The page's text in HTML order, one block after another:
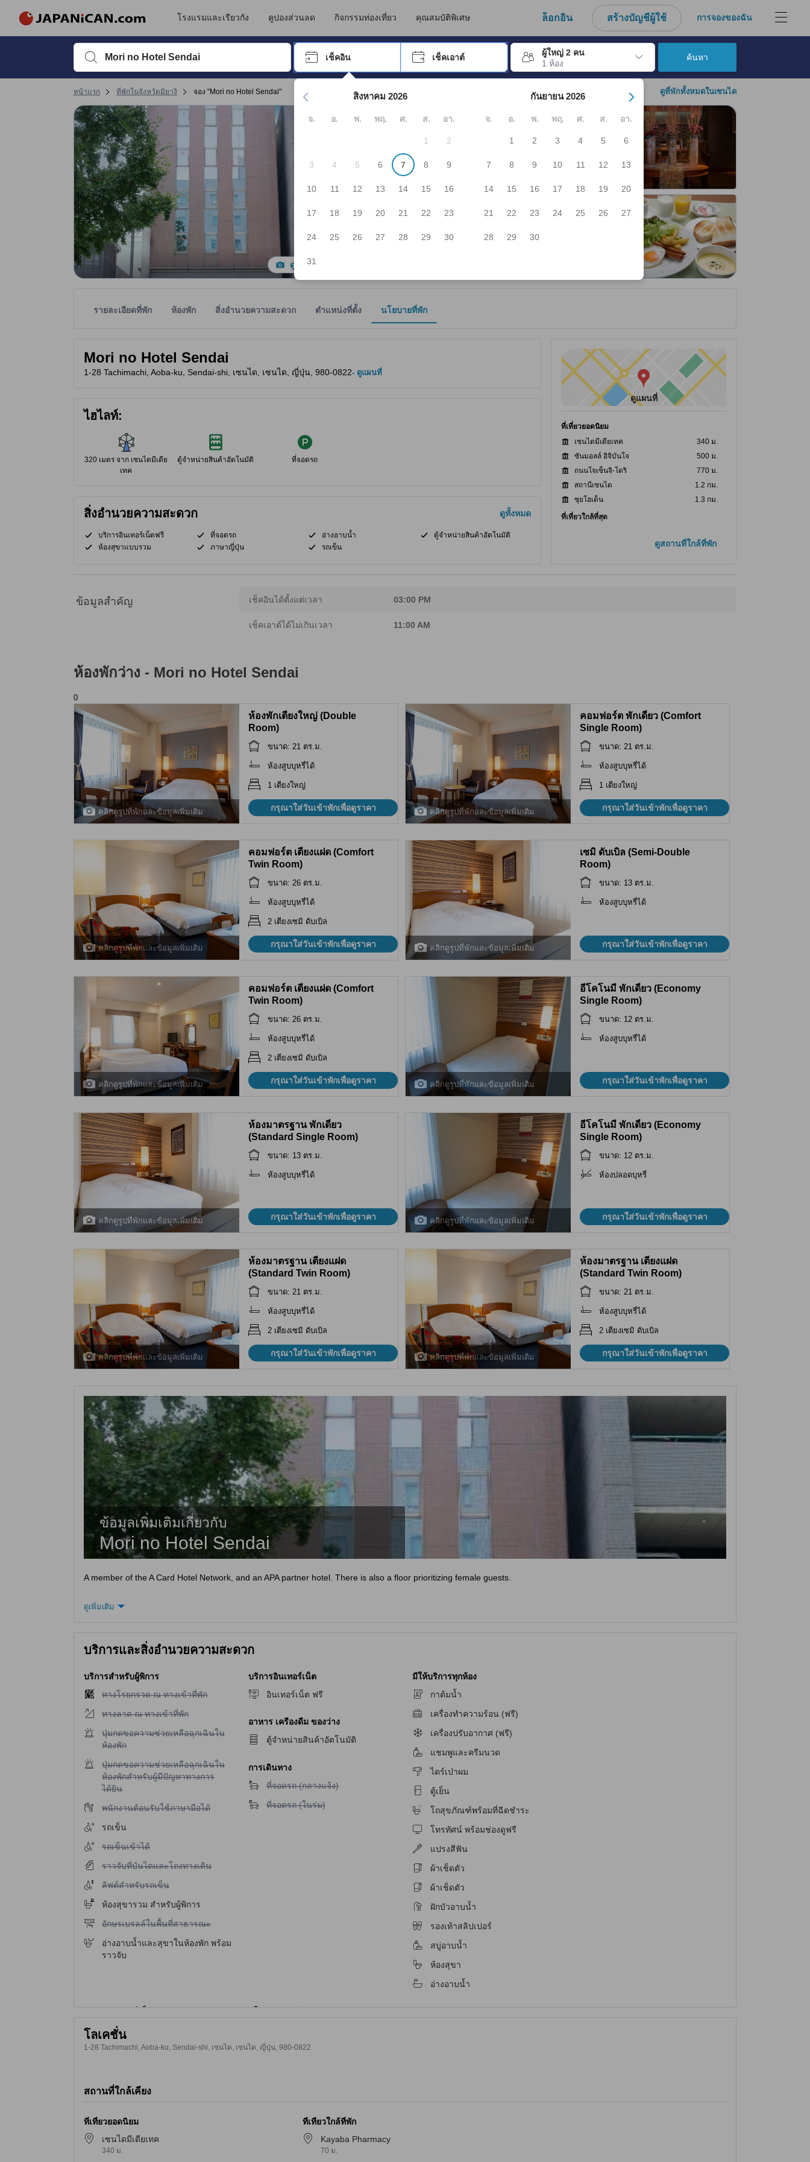
โรงแรมและเรียวกัง คูปองส่วนลด กิจกรรมท่องเที่ยว คุณสมบัติพิเศษ ล็อกอิน สร้างบัญชีผู้ใช้ การจองของฉัน
พิมพ์ชื่อที่พักหรือคำที่ต้องการค้นหา จากนั้นใช้ปุ่มลูกศรหรือปุ่ม Tab เพื่อเลื่อนหาคำที่ต้องการ แล้วกดปุ่ม Enter เพื่อเลือก
เช็คอิน เช็คเอาต์
ผู้ใหญ่ 2 คน
1 ห้อง
กด Enter เพื่อเลือกวันที่ ใช้ปุ่มลูกศรเพื่อเลือกวันเช็คอินและเช็คเอาต์ เมื่อไปถึงวันเช็คอินที่ต้องการ ให้กดปุ่ม Enter เพื่อเลือกวันเช็คอินดังกล่า
สิงหาคม 2026
จ. อ. พ. พฤ. ศ. ส. อา.
1 2
3 4 5 6 7 8 9
10 11 12 13 14 15 16
17 18 19 20 21 22 23
24 25 26 27 28 29 30
31
กันยายน 2026
จ. อ. พ. พฤ. ศ. ส. อา.
1 2 3 4 5 6
7 8 9 10 11 12 13
14 15 16 17 18 19 20
21 22 23 24 25 26 27
28 29 30
ค้นหา
หน้าแรก ที่พักในจังหวัดมิยางิ จอง "Mori no Hotel Sendai" ดูที่พักทั้งหมดในเซนได
ดูรูปทั้งหมด
รายละเอียดที่พัก ห้องพัก สิ่งอำนวยความสะดวก ตำแหน่งที่ตั้ง นโยบายที่พัก
Mori no Hotel Sendai
1-28 Tachimachi, Aoba-ku, Sendai-shi, เซนได, เซนได, ญี่ปุ่น, 980-0822- ดูแผนที่
ไฮไลท์:
320 เมตร จาก เซนไดมีเดีย
เทค
ตู้จำหน่ายสินค้าอัตโนมัติ ที่จอดรถ
สิ่งอำนวยความสะดวก ดูทั้งหมด
บริการอินเทอร์เน็ตฟรี ที่จอดรถ อ่างอาบน้ำ
ตู้จำหน่ายสินค้าอัตโนมัติ
ห้องสุขาแบบรวม
ภาษาญี่ปุ่น รถเข็น
ดูแผนที่
ที่เที่ยวยอดนิยม
เซนไดมีเดียเทค
340 ม.
ซันมอลล์ อิจิบันโจ
500 ม.
ถนนโจเซ็นจิ-โดริ
770 ม.
สถานีเซนได
1.2 กม.
ซุยโฮเด็น
1.3 กม.
ที่เที่ยวใกล้ที่สุด
170 ม.
ดูสถานที่ใกล้ที่พัก
ข้อมูลสำคัญ เช็คอินได้ตั้งแต่เวลา 03:00 PM
เช็คเอาต์ได้ไม่เกินเวลา 11:00 AM
ห้องพักว่าง - Mori no Hotel Sendai
0
คลิกดูรูปที่พักและข้อมูลเพิ่มเติม
ห้องพักเตียงใหญ่ (Double
Room)
ขนาด: 21 ตร.ม.
ห้องสูบบุหรี่ได้
1 เตียงใหญ่
กรุณาใส่วันเข้าพักเพื่อดูราคา คลิกดูรูปที่พักและข้อมูลเพิ่มเติม
คอมฟอร์ต พักเดี่ยว (Comfort
Single Room)
ขนาด: 21 ตร.ม.
ห้องสูบบุหรี่ได้
1 เตียงใหญ่
กรุณาใส่วันเข้าพักเพื่อดูราคา
คลิกดูรูปที่พักและข้อมูลเพิ่มเติม
คอมฟอร์ต เตียงแฝด (Comfort
Twin Room)
ขนาด: 26 ตร.ม.
ห้องสูบบุหรี่ได้
2 เตียงเซมิ ดับเบิล
กรุณาใส่วันเข้าพักเพื่อดูราคา คลิกดูรูปที่พักและข้อมูลเพิ่มเติม
เซมิ ดับเบิล (Semi-Double
Room)
ขนาด: 13 ตร.ม.
ห้องสูบบุหรี่ได้
กรุณาใส่วันเข้าพักเพื่อดูราคา
คลิกดูรูปที่พักและข้อมูลเพิ่มเติม
คอมฟอร์ต เตียงแฝด (Comfort
Twin Room)
ขนาด: 26 ตร.ม.
ห้องสูบบุหรี่ได้
2 เตียงเซมิ ดับเบิล
กรุณาใส่วันเข้าพักเพื่อดูราคา คลิกดูรูปที่พักและข้อมูลเพิ่มเติม
อีโคโนมี พักเดี่ยว (Economy
Single Room)
ขนาด: 12 ตร.ม.
ห้องสูบบุหรี่ได้
กรุณาใส่วันเข้าพักเพื่อดูราคา
คลิกดูรูปที่พักและข้อมูลเพิ่มเติม
ห้องมาตรฐาน พักเดี่ยว
(Standard Single Room)
ขนาด: 13 ตร.ม.
ห้องสูบบุหรี่ได้
กรุณาใส่วันเข้าพักเพื่อดูราคา คลิกดูรูปที่พักและข้อมูลเพิ่มเติม
อีโคโนมี พักเดี่ยว (Economy
Single Room)
ขนาด: 12 ตร.ม.
ห้องปลอดบุหรี่
กรุณาใส่วันเข้าพักเพื่อดูราคา
คลิกดูรูปที่พักและข้อมูลเพิ่มเติม
ห้องมาตรฐาน เตียงแฝด
(Standard Twin Room)
ขนาด: 21 ตร.ม.
ห้องสูบบุหรี่ได้
2 เตียงเซมิ ดับเบิล
กรุณาใส่วันเข้าพักเพื่อดูราคา คลิกดูรูปที่พักและข้อมูลเพิ่มเติม
ห้องมาตรฐาน เตียงแฝด
(Standard Twin Room)
ขนาด: 21 ตร.ม.
ห้องสูบบุหรี่ได้
2 เตียงเซมิ ดับเบิล
กรุณาใส่วันเข้าพักเพื่อดูราคา
ข้อมูลเพิ่มเติมเกี่ยวกับ
Mori no Hotel Sendai
A member of the A Card Hotel Network, and an APA partner hotel. There is also a floor prioritizing female guests.
ดูเพิ่มเติม
บริการและสิ่งอำนวยความสะดวก
บริการสำหรับผู้พิการ
ไม่มีบริการทางโรยกรวด ณ ทางเข้าที่พัก
ทางโรยกรวด ณ ทางเข้าที่พัก
ไม่มีบริการทางลาด ณ ทางเข้าที่พัก
ทางลาด ณ ทางเข้าที่พัก
ไม่มีบริการปุ่มกดขอความช่วยเหลือฉุกเฉินในห้องพัก
ปุ่มกดขอความช่วยเหลือฉุกเฉินใน
ห้องพัก
ไม่มีบริการปุ่มกดขอความช่วยเหลือฉุกเฉินในห้องพักสำหรับผู้มีปัญหาทางการได้ยิน
ปุ่มกดขอความช่วยเหลือฉุกเฉินใน
ห้องพักสำหรับผู้มีปัญหาทางการ
ได้ยิน
ไม่มีบริการพนักงานต้อนรับใช้ภาษามือได้
พนักงานต้อนรับใช้ภาษามือได้
รถเข็น
ไม่มีบริการรถเข็นเข้าได้
รถเข็นเข้าได้
ไม่มีบริการราวจับที่บันไดและโถงทางเดิน
ราวจับที่บันไดและโถงทางเดิน
ไม่มีบริการลิฟต์สำหรับรถเข็น
ลิฟต์สำหรับรถเข็น
ห้องสุขารวม สำหรับผู้พิการ
ไม่มีบริการอักษรเบรลล์ในพื้นที่สาธารณะ
อักษรเบรลล์ในพื้นที่สาธารณะ
อ่างอาบน้ำและสุขาในห้องพัก พร้อม
ราวจับ
บริการอินเทอร์เน็ต
อินเทอร์เน็ต ฟรี
อาหาร เครื่องดื่ม ของว่าง
ตู้จำหน่ายสินค้าอัตโนมัติ
การเดินทาง
ไม่มีบริการที่จอดรถ (กลางแจ้ง)
ที่จอดรถ (กลางแจ้ง)
ไม่มีบริการที่จอดรถ (ในร่ม)
ที่จอดรถ (ในร่ม)
มีให้บริการทุกห้อง
กาต้มน้ำ
เครื่องทำความร้อน (ฟรี)
เครื่องปรับอากาศ (ฟรี)
แชมพูและครีมนวด
ไดร์เป่าผม
ตู้เย็น
โถสุขภัณฑ์พร้อมที่ฉีดชำระ
โทรทัศน์ พร้อมช่องดูฟรี
แปรงสีฟัน
ผ้าเช็ดตัว
ผ้าเช็ดตัว
ฝักบัวอาบน้ำ
รองเท้าสลิปเปอร์
สบู่อาบน้ำ
ห้องสุขา
อ่างอาบน้ำ
โลเคชั่น
1-28 Tachimachi, Aoba-ku, Sendai-shi, เซนได, เซนได, ญี่ปุ่น, 980-0822
สถานที่ใกล้เคียง
ที่เที่ยวยอดนิยม
เซนไดมีเดียเทค
340 ม.
ที่เที่ยวใกล้ที่พัก
Kayaba Pharmacy
70 ม.